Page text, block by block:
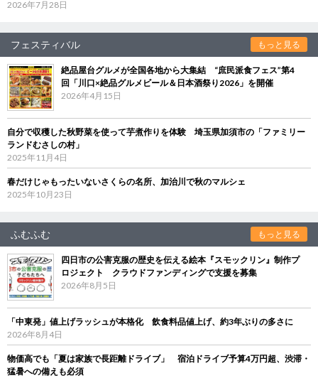
2026年7月28日
フェスティバル もっと見る
絶品屋台グルメが全国各地から大集結 “庶民派食フェス”第4
回「川口×絶品グルメビール＆日本酒祭り2026」を開催
2026年4月15日
自分で収穫した秋野菜を使って芋煮作りを体験 埼玉県加須市の「ファミリー
ランドむさしの村」
2025年11月4日
春だけじゃもったいないさくらの名所、加治川で秋のマルシェ
2025年10月23日
ふむふむ もっと見る
四日市の公害克服の歴史を伝える絵本『スモックリン』制作プ
ロジェクト クラウドファンディングで支援を募集
2026年8月5日
「中東発」値上げラッシュが本格化 飲食料品値上げ、約3年ぶりの多さに
2026年8月4日
物価高でも「夏は家族で長距離ドライブ」 宿泊ドライブ予算4万円超、渋滞・
猛暑への備えも必須